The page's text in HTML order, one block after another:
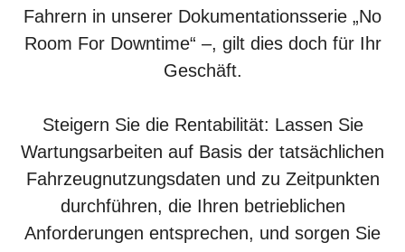
Fahrern in unserer Dokumentationsserie „No
Room For Downtime“ –, gilt dies doch für Ihr
Geschäft.
Steigern Sie die Rentabilität: Lassen Sie
Wartungsarbeiten auf Basis der tatsächlichen
Fahrzeugnutzungsdaten und zu Zeitpunkten
durchführen, die Ihren betrieblichen
Anforderungen entsprechen, und sorgen Sie